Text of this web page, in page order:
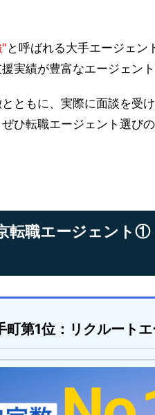
と呼ばれる大手エージェン
実績が豊富なエージェント
ともに、実際に面談を受
ひ転職エージェント選び
転職エージェント①
町第1位：リクルート